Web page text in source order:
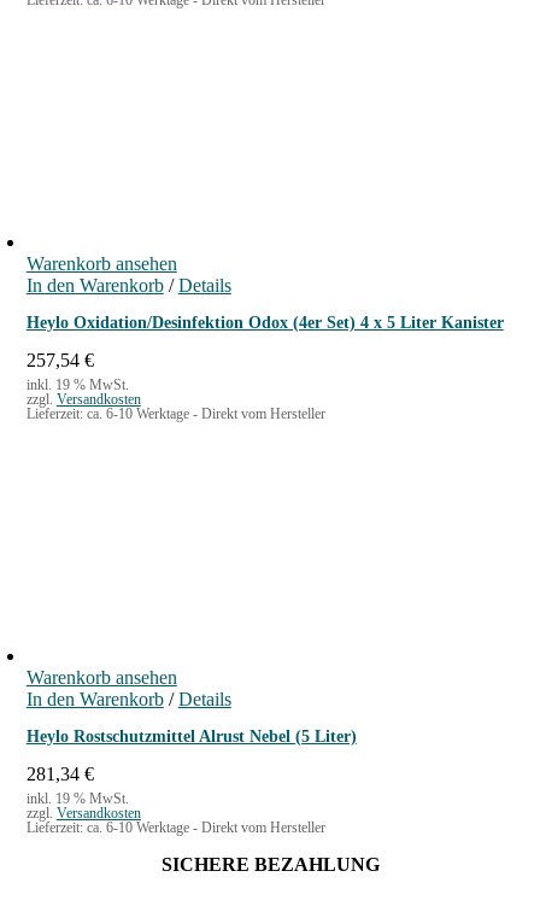
Warenkorb ansehen
In den Warenkorb / Details
Heylo Oxidation/Desinfektion Odox (4er Set) 4 x 5 Liter Kanister
257,54 €
inkl. 19 % MwSt.
zzgl. Versandkosten
Lieferzeit: ca. 6-10 Werktage - Direkt vom Hersteller
Warenkorb ansehen
In den Warenkorb / Details
Heylo Rostschutzmittel Alrust Nebel (5 Liter)
281,34 €
inkl. 19 % MwSt.
zzgl. Versandkosten
Lieferzeit: ca. 6-10 Werktage - Direkt vom Hersteller
SICHERE BEZAHLUNG